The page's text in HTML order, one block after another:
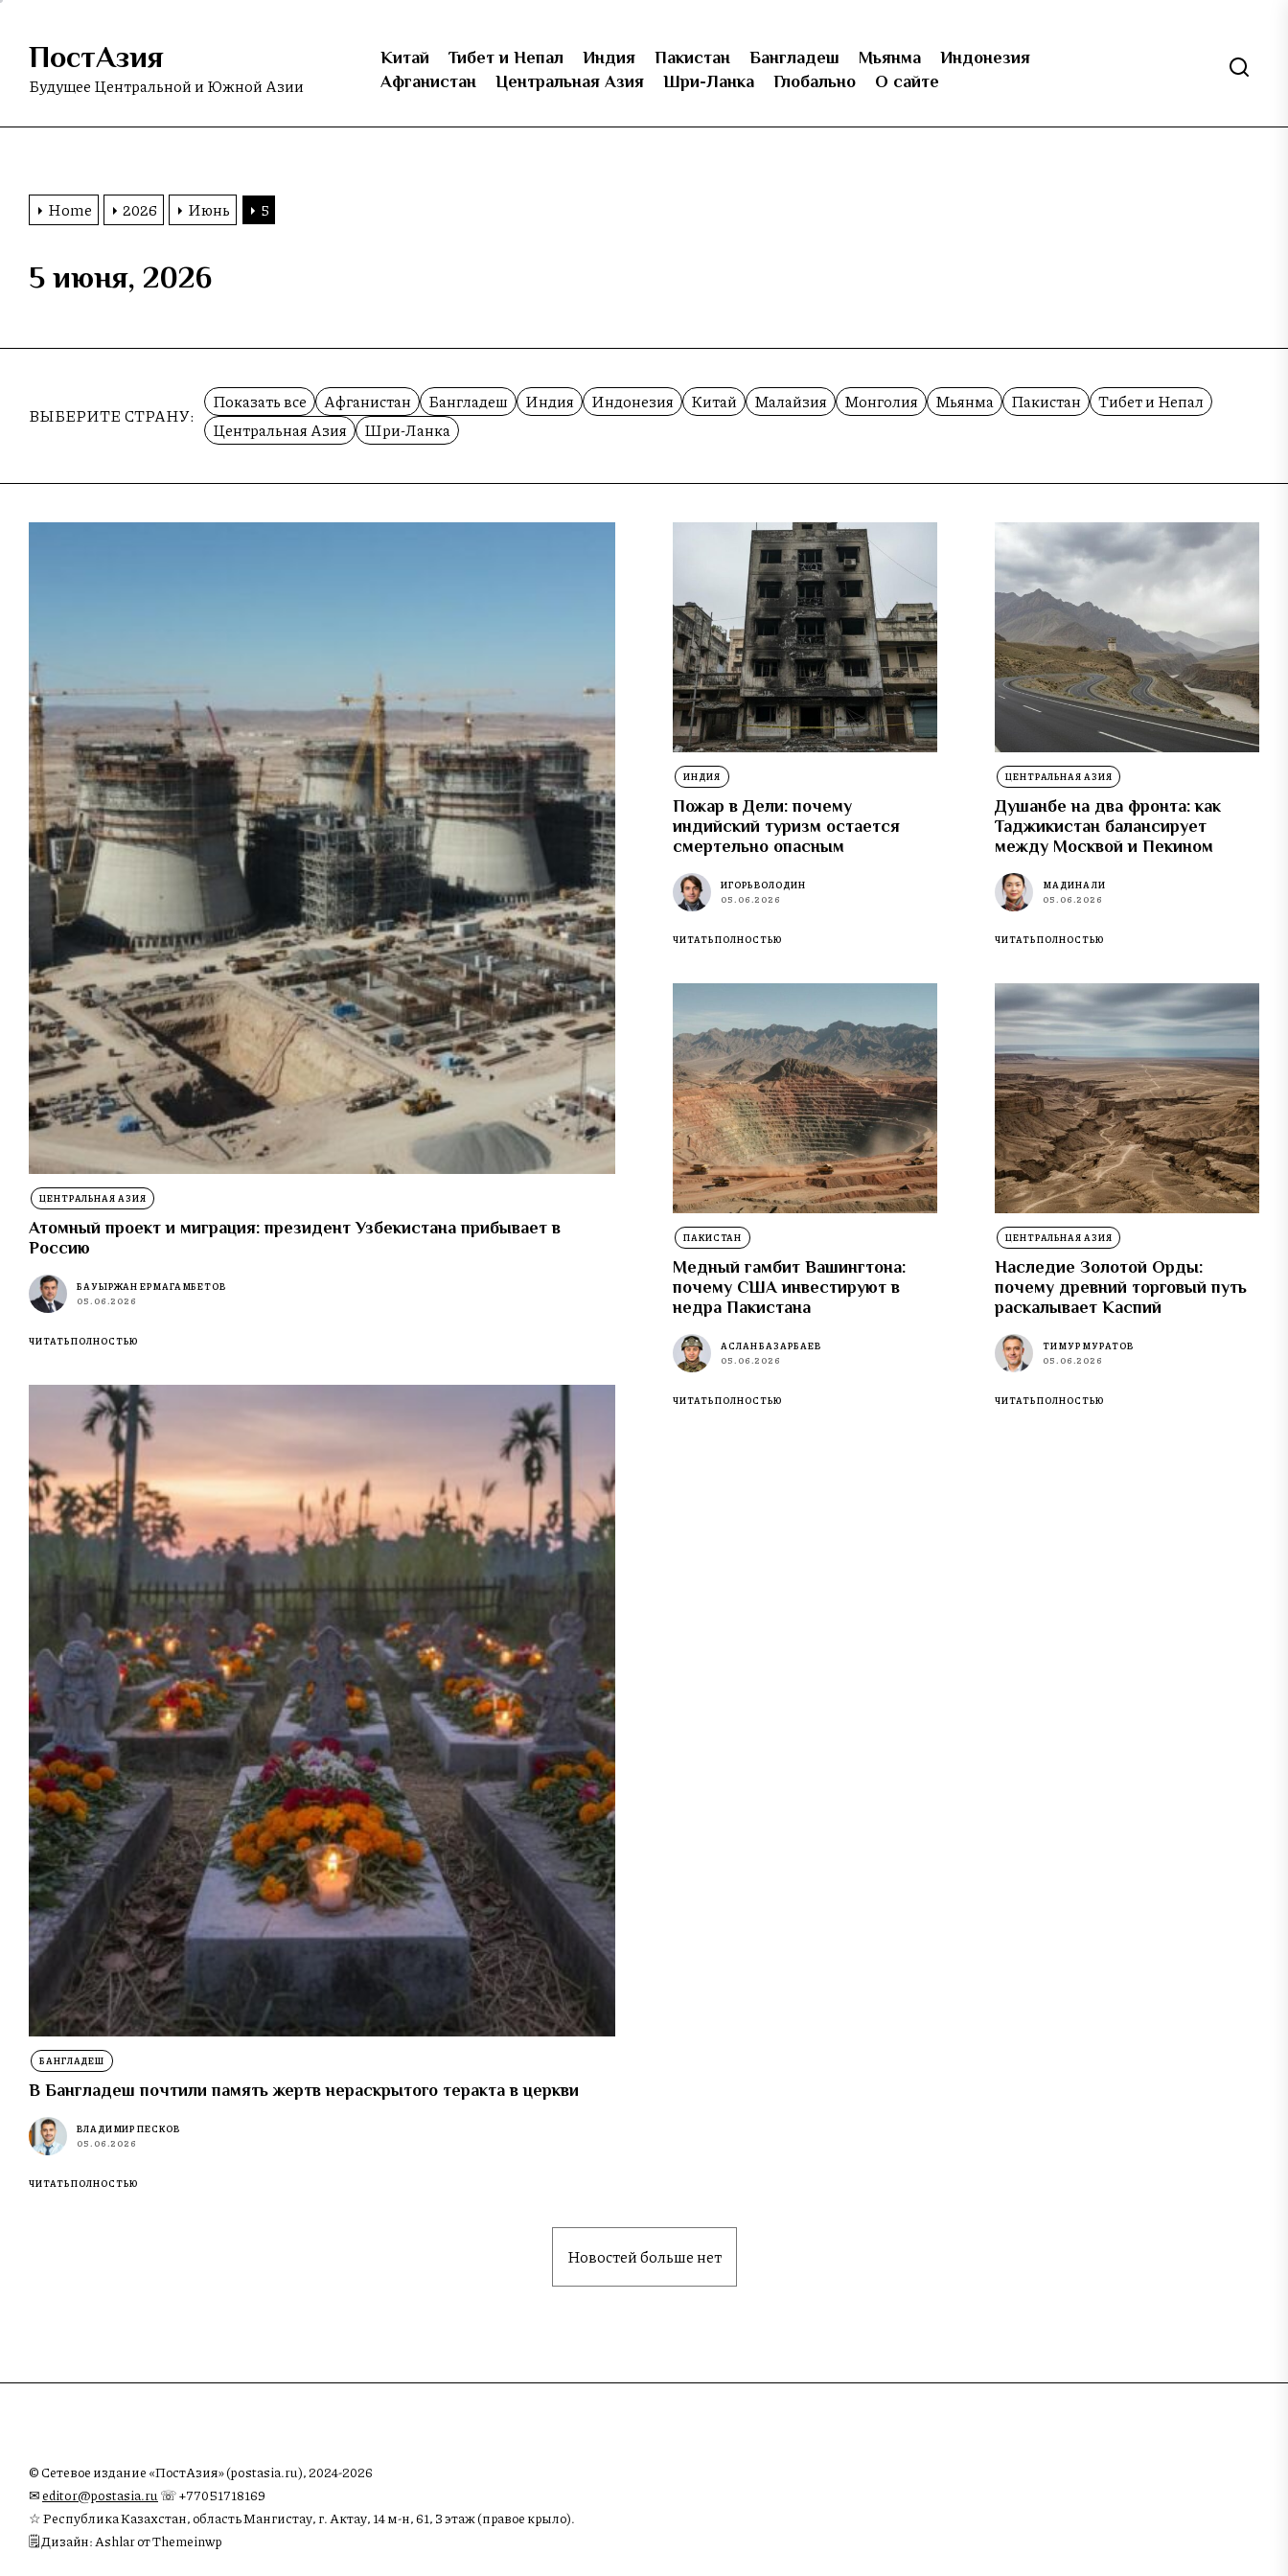
Skip
content
ПостАзия
Будущее Центральной и Южной Азии
Китай Тибет и Непал Индия Пакистан Бангладеш Мьянма
Индонезия
Афганистан
Центральная Азия Шри-Ланка Глобально О сайте
Home 2026 Июнь 5
5 июня, 2026
ВЫБЕРИТЕ СТРАНУ:
Показать все Афганистан Бангладеш Индия Индонезия Китай Малайзия Монголия Мьянма Пакистан
Тибет и Непал
Центральная Азия
Шри-Ланка
ЦЕНТРАЛЬНАЯ АЗИЯ
Атомный проект и миграция: президент Узбекистана прибывает в
Россию
БАУЫРЖАН ЕРМАГАМБЕТОВ
05.06.2026
ЧИТАТЬ ПОЛНОСТЬЮ
ИНДИЯ
Пожар в Дели: почему
индийский туризм остается
смертельно опасным
ИГОРЬ ВОЛОДИН
05.06.2026
ЧИТАТЬ ПОЛНОСТЬЮ
ЦЕНТРАЛЬНАЯ АЗИЯ
Душанбе на два фронта: как
Таджикистан балансирует
между Москвой и Пекином
МАДИНА ЛИ
05.06.2026
ЧИТАТЬ ПОЛНОСТЬЮ
ПАКИСТАН
Медный гамбит Вашингтона:
почему США инвестируют в
недра Пакистана
АСЛАН БАЗАРБАЕВ
05.06.2026
ЧИТАТЬ ПОЛНОСТЬЮ
ЦЕНТРАЛЬНАЯ АЗИЯ
Наследие Золотой Орды:
почему древний торговый путь
раскалывает Каспий
ТИМУР МУРАТОВ
05.06.2026
ЧИТАТЬ ПОЛНОСТЬЮ
БАНГЛАДЕШ
В Бангладеш почтили память жертв нераскрытого теракта в церкви
ВЛАДИМИР ПЕСКОВ
05.06.2026
ЧИТАТЬ ПОЛНОСТЬЮ
Новостей больше нет
© Сетевое издание «ПостАзия» (postasia.ru), 2024-2026
✉︎editor@postasia.ru ☏ +77051718169
☆ Республика Казахстан, область Мангистау, г. Актау, 14 м-н, 61, 3 этаж (правое крыло).
🗒 Дизайн: Ashlar от Themeinwp